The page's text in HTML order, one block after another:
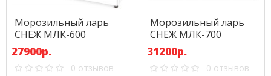
Морозильный ларь
СНЕЖ МЛК-600
27900р.
0 отзывов
Морозильный ларь
СНЕЖ МЛК-700
31200р.
0 отзывов